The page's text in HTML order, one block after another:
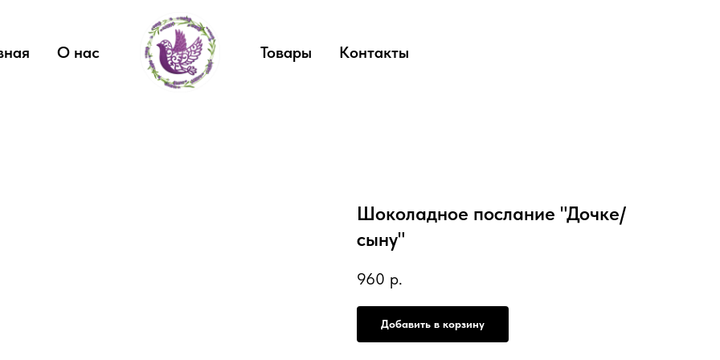
О нас Товары Контакты
Шоколадное послание "Дочке/
сыну"
960 р.
Добавить в корзину